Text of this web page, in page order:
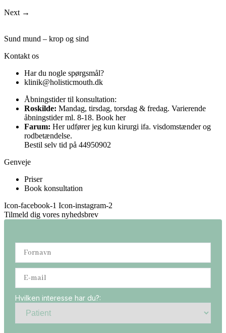
Next →
Sund mund – krop og sind
Kontakt os
Har du nogle spørgsmål?
klinik@holisticmouth.dk
Åbningstider til konsultation:
Roskilde: Mandag, tirsdag, torsdag & fredag. Varierende
åbningstider ml. 8-18. Book her
Farum: Her udfører jeg kun kirurgi ifa. visdomstænder og
rodbetændelse.
Bestil selv tid på 44950902
Genveje
Priser
Book konsultation
Icon-facebook-1 Icon-instagram-2
Tilmeld dig vores nyhedsbrev
Hvilken interesse har du?: